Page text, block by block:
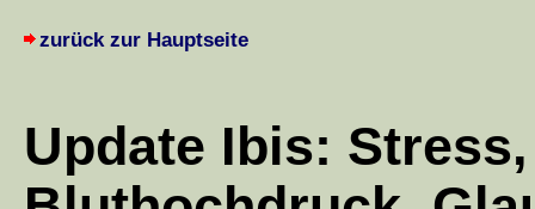
zurück zur Hauptseite
Update Ibis: